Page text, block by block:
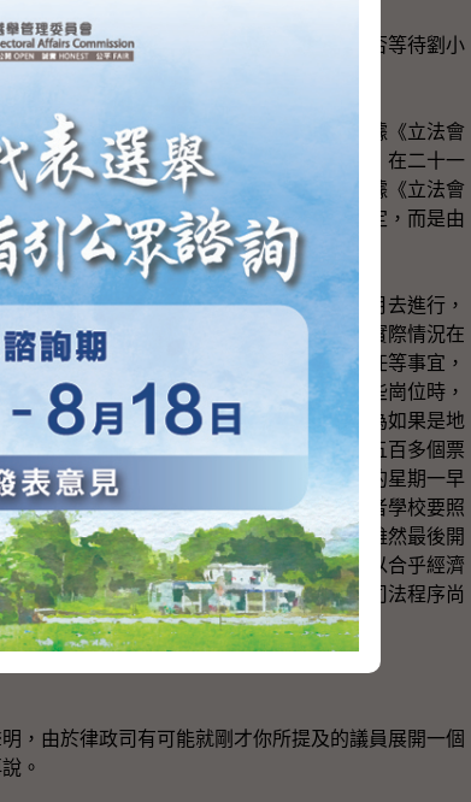
……政府打算甚麼時候（舉行）補選？會否等待劉小
序中、還未完結。至於刊憲（方面），根據《立法會
陳維安先生，當他獲悉有（議席）空缺時，在二十一
書還未有做這步；若他們做了這一步，根據《立法會
期，所以補選的日期不是由特區政府去決定，而是由
往（籌備）立法會補選都需要四至六個月去進行，
要求外，亦要考慮實際情況，一般而言，實際情況在
次選舉都要邀請公務員同事報名做票站主任等事宜，
決定人手，大家都知道招聘公務員擔任這些崗位時，
這是人手的考慮。第二是場地的考慮，因為如果是地
知道換屆選舉時，牽涉五個區的話要超過五百多個票
的地方，而補選通常安排在星期日，翌日的星期一早
借），加上學校很多時候都有公開考試或者學校要照
政資源，以今年二月份新界東補選為例，雖然最後開
管理委員會亦要從公帑用得其所的角度，以合乎經濟
要再強調，由於法庭現在未有最終結果，司法程序尚
，由於律政司有可能就剛才你所提及的議員展開一個
。